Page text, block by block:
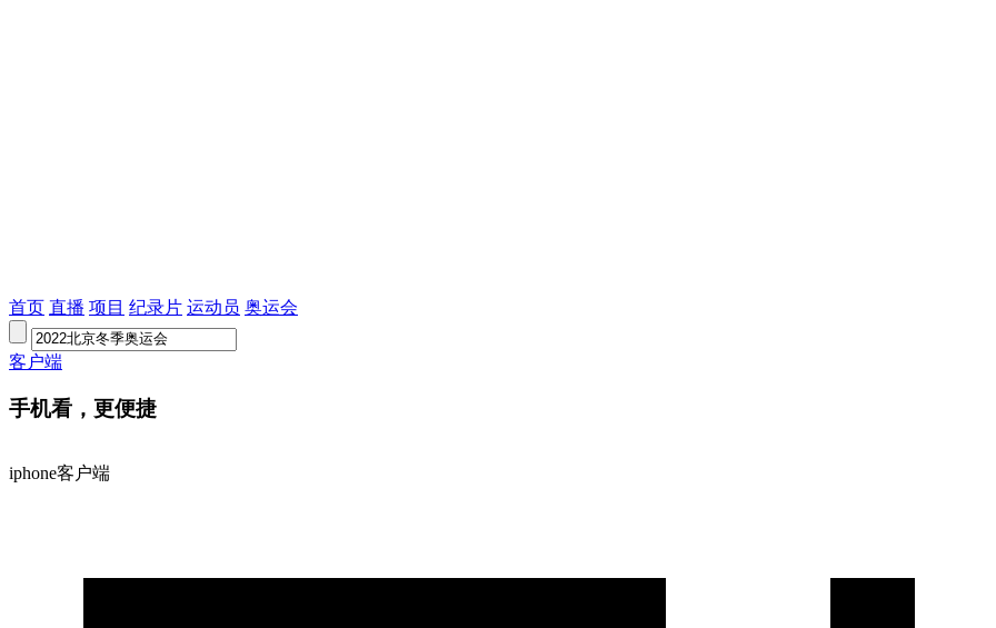
首页 直播 项目 纪录片 运动员 奥运会
客户端
手机看，更便捷
iphone客户端